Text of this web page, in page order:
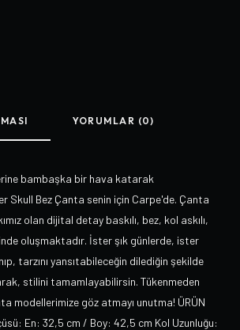
YORUMLAR (0)
bambaşka bir hava katarak
Skull Bez Çanta senin için Carpe'de. Çanta
olan dijital detay baskılı, bez, kol askılı,
oluşmaktadır. İster şık günlerde, ister
tarzını yansıtabileceğin dilediğin şekilde
stilini tamamlayabilirsin. Tükenmeden
modellerimize göz atmayı unutma! ÜRÜN
En: 32,5 cm / Boy: 42,5 cm Kol Uzunluğu: